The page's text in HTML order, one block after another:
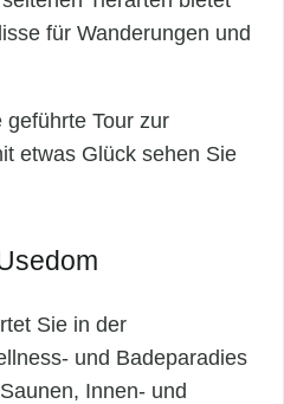
für Wanderungen und
geführte Tour zur
etwas Glück sehen Sie
Sie in der
und Badeparadies
Innen- und